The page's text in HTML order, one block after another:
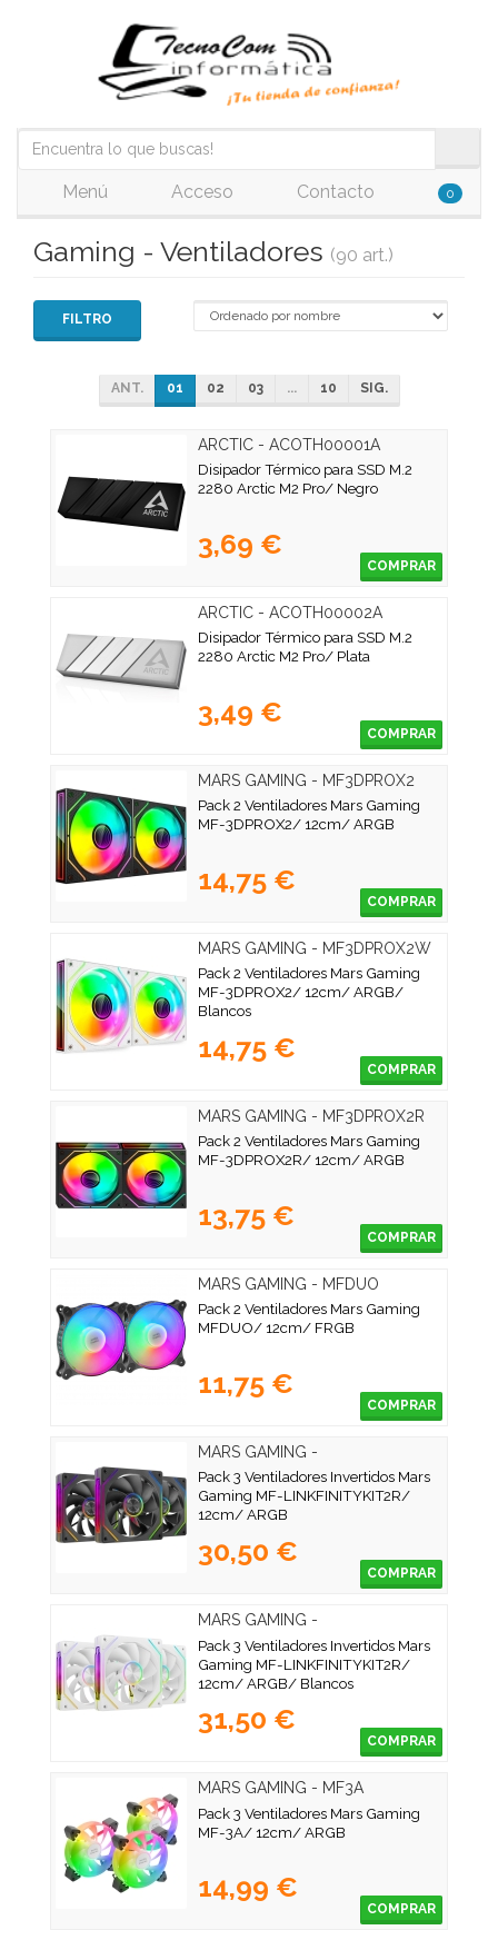
Menú Acceso Contacto 0
Gaming - Ventiladores (90 art.)
FILTRO
ANT. 01 02 03 ... 10 SIG.
ARCTIC - ACOTH00001A
Disipador Térmico para SSD M.2
2280 Arctic M2 Pro/ Negro
3,69 €
COMPRAR
ARCTIC - ACOTH00002A
Disipador Térmico para SSD M.2
2280 Arctic M2 Pro/ Plata
3,49 €
COMPRAR
MARS GAMING - MF3DPROX2
Pack 2 Ventiladores Mars Gaming
MF-3DPROX2/ 12cm/ ARGB
14,75 €
COMPRAR
MARS GAMING - MF3DPROX2W
Pack 2 Ventiladores Mars Gaming
MF-3DPROX2/ 12cm/ ARGB/
Blancos
14,75 €
COMPRAR
MARS GAMING - MF3DPROX2R
Pack 2 Ventiladores Mars Gaming
MF-3DPROX2R/ 12cm/ ARGB
13,75 €
COMPRAR
MARS GAMING - MFDUO
Pack 2 Ventiladores Mars Gaming
MFDUO/ 12cm/ FRGB
11,75 €
COMPRAR
MARS GAMING -
MFLINKFINITYKIT2R
Pack 3 Ventiladores Invertidos Mars
Gaming MF-LINKFINITYKIT2R/
12cm/ ARGB
30,50 €
COMPRAR
MARS GAMING -
MFLINKFINITYKIT2RW
Pack 3 Ventiladores Invertidos Mars
Gaming MF-LINKFINITYKIT2R/
12cm/ ARGB/ Blancos
31,50 €
COMPRAR
MARS GAMING - MF3A
Pack 3 Ventiladores Mars Gaming
MF-3A/ 12cm/ ARGB
14,99 €
COMPRAR